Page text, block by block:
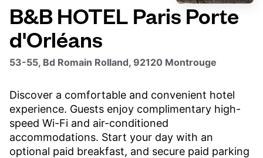
B&B HOTEL Paris Porte
d'Orléans
53-55, Bd Romain Rolland, 92120 Montrouge
Discover a comfortable and convenient hotel
experience. Guests enjoy complimentary high-
speed Wi-Fi and air-conditioned
accommodations. Start your day with an
optional paid breakfast, and secure paid parking